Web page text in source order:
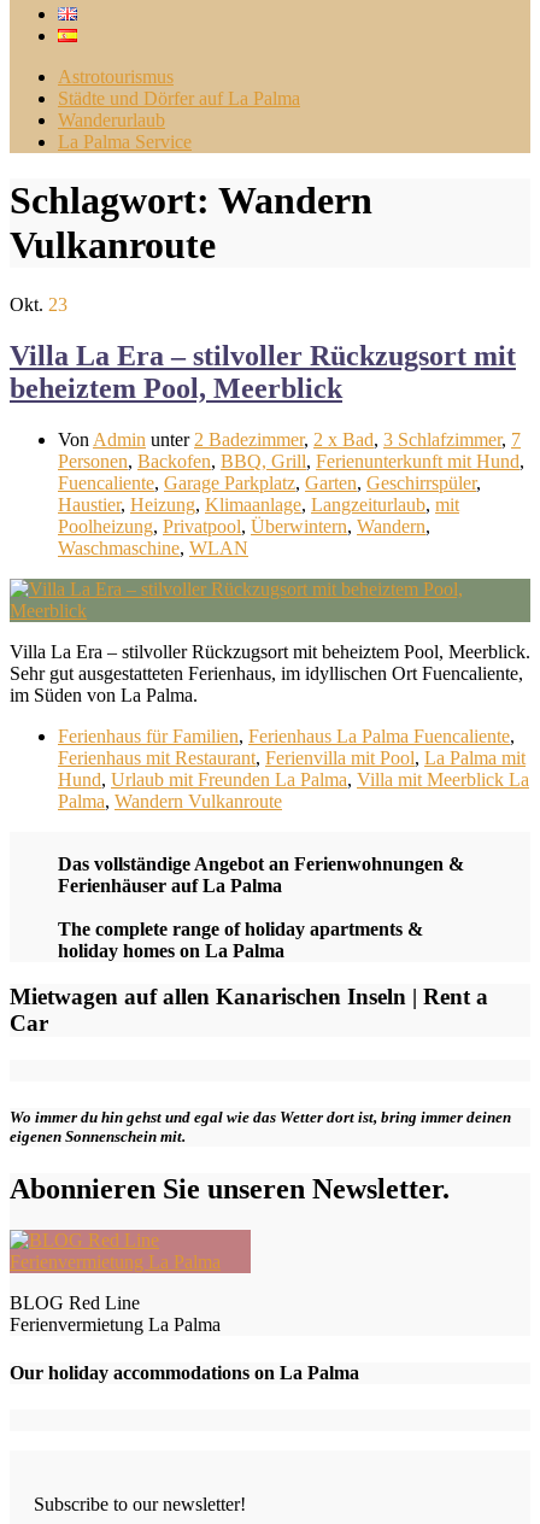
Astrotourismus
Städte und Dörfer auf La Palma
Wanderurlaub
La Palma Service
Schlagwort: Wandern
Vulkanroute
Okt. 23
Villa La Era – stilvoller Rückzugsort mit
beheiztem Pool, Meerblick
Von Admin unter 2 Badezimmer, 2 x Bad, 3 Schlafzimmer, 7
Personen, Backofen, BBQ, Grill, Ferienunterkunft mit Hund,
Fuencaliente, Garage Parkplatz, Garten, Geschirrspüler,
Haustier, Heizung, Klimaanlage, Langzeiturlaub, mit
Poolheizung, Privatpool, Überwintern, Wandern,
Waschmaschine, WLAN
Villa La Era – stilvoller Rückzugsort mit beheiztem Pool, Meerblick.
Sehr gut ausgestatteten Ferienhaus, im idyllischen Ort Fuencaliente,
im Süden von La Palma.
Ferienhaus für Familien, Ferienhaus La Palma Fuencaliente,
Ferienhaus mit Restaurant, Ferienvilla mit Pool, La Palma mit
Hund, Urlaub mit Freunden La Palma, Villa mit Meerblick La
Palma, Wandern Vulkanroute
Das vollständige Angebot an Ferienwohnungen &
Ferienhäuser auf La Palma
The complete range of holiday apartments &
holiday homes on La Palma
Mietwagen auf allen Kanarischen Inseln | Rent a
Car
Wo immer du hin gehst und egal wie das Wetter dort ist, bring immer deinen
eigenen Sonnenschein mit.
Abonnieren Sie unseren Newsletter.
BLOG Red Line
Ferienvermietung La Palma
Our holiday accommodations on La Palma
Subscribe to our newsletter!